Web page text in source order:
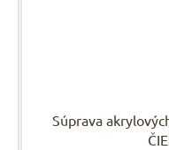
Súprava